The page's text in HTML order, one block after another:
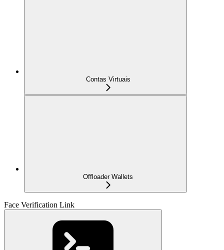
Contas Virtuais
Offloader Wallets
Face Verification Link